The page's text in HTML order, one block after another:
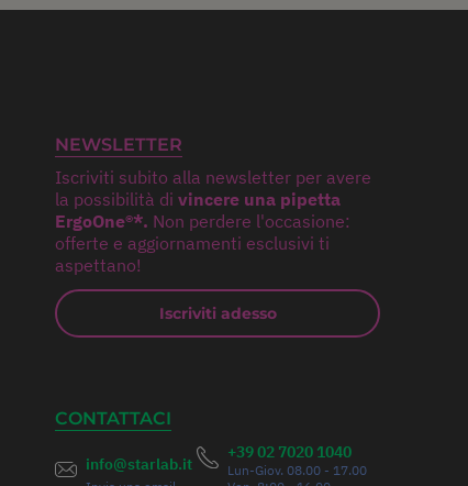
NEWSLETTER
Iscriviti subito alla newsletter per avere
la possibilità di vincere una pipetta
ErgoOne®*. Non perdere l'occasione:
offerte e aggiornamenti esclusivi ti
aspettano!
Iscriviti adesso
CONTATTACI
info@starlab.it
+39 02 7020 1040
Lun-Giov. 08.00 - 17.00